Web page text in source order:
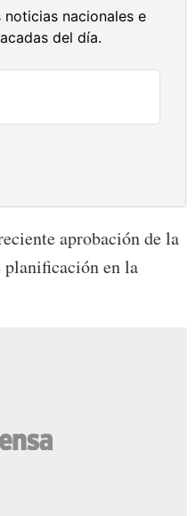
noticias nacionales e
del día.
aprobación de la
en la